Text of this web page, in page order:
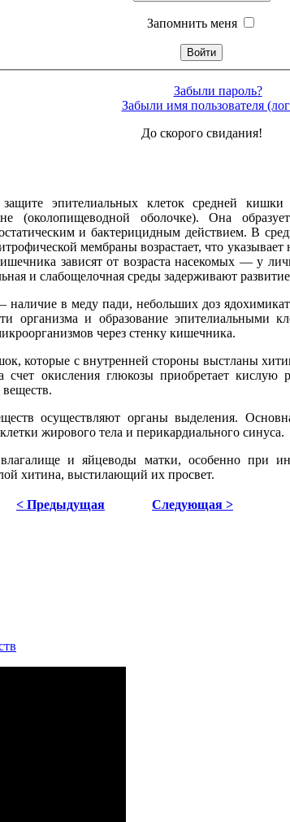
Запомнить меня
Забыли пароль?
Забыли имя пользователя
До скорого свидания!
эпителиальных клеток средней кишки
(околопищеводной оболочке). Она
и бактерицидным дейст­вием. В
мембраны возрастает, что
зависят от возраста насекомых — у
и слабощелочная среды задерживают
в меду пади, небольших доз
организма и образование эпителиальными
через стенку кишечника.
которые с внутренней стороны выстланы
окисления глюкозы приобретает кислую
осуществляют органы выделения.
жи­рового тела и перикардиального синуса.
и яйцеводы матки, особенно при
хитина, выстилающий их просвет.
< Предыдущая Следующая >